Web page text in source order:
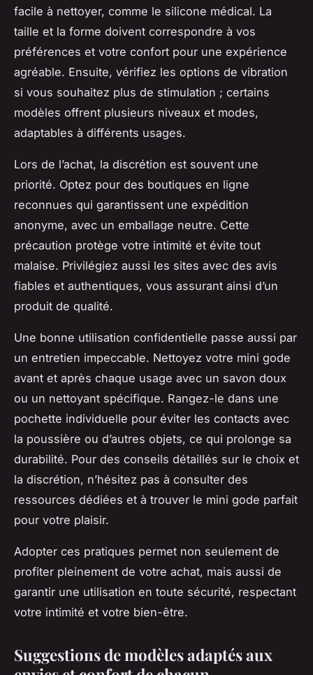
facile à nettoyer, comme le silicone médical. La
taille et la forme doivent correspondre à vos
préférences et votre confort pour une expérience
agréable. Ensuite, vérifiez les options de vibration
si vous souhaitez plus de stimulation ; certains
modèles offrent plusieurs niveaux et modes,
adaptables à différents usages.
Lors de l’achat, la discrétion est souvent une
priorité. Optez pour des boutiques en ligne
reconnues qui garantissent une expédition
anonyme, avec un emballage neutre. Cette
précaution protège votre intimité et évite tout
malaise. Privilégiez aussi les sites avec des avis
fiables et authentiques, vous assurant ainsi d’un
produit de qualité.
Une bonne utilisation confidentielle passe aussi par
un entretien impeccable. Nettoyez votre mini gode
avant et après chaque usage avec un savon doux
ou un nettoyant spécifique. Rangez-le dans une
pochette individuelle pour éviter les contacts avec
la poussière ou d’autres objets, ce qui prolonge sa
durabilité. Pour des conseils détaillés sur le choix et
la discrétion, n’hésitez pas à consulter des
ressources dédiées et à trouver le mini gode parfait
pour votre plaisir.
Adopter ces pratiques permet non seulement de
profiter pleinement de votre achat, mais aussi de
garantir une utilisation en toute sécurité, respectant
votre intimité et votre bien-être.
Suggestions de modèles adaptés aux